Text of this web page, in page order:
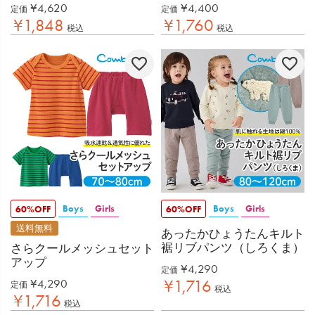
定価 ¥4,620
¥1,848 税込
定価 ¥4,400
¥1,760 税込
60%OFF Boys Girls
送料無料
さらクールメッシュセット
アップ
定価 ¥4,290
¥1,716 税込
60%OFF Boys Girls
あったかひょうたんキルト
裾リブパンツ（しろくま）
定価 ¥4,290
¥1,716 税込